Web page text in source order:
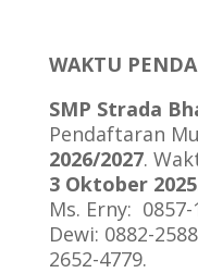
WAKTU
SMP Strada
Pendaftaran
2026/2027.
3 Oktober
Ms. Erny:
Dewi: 0882-
2652-4779.